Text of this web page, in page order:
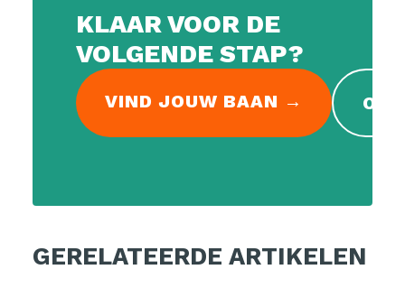
Vacatures
KLAAR VOOR DE
VOLGENDE STAP?
VIND JOUW BAAN →
GERELATEERDE ARTIKELEN